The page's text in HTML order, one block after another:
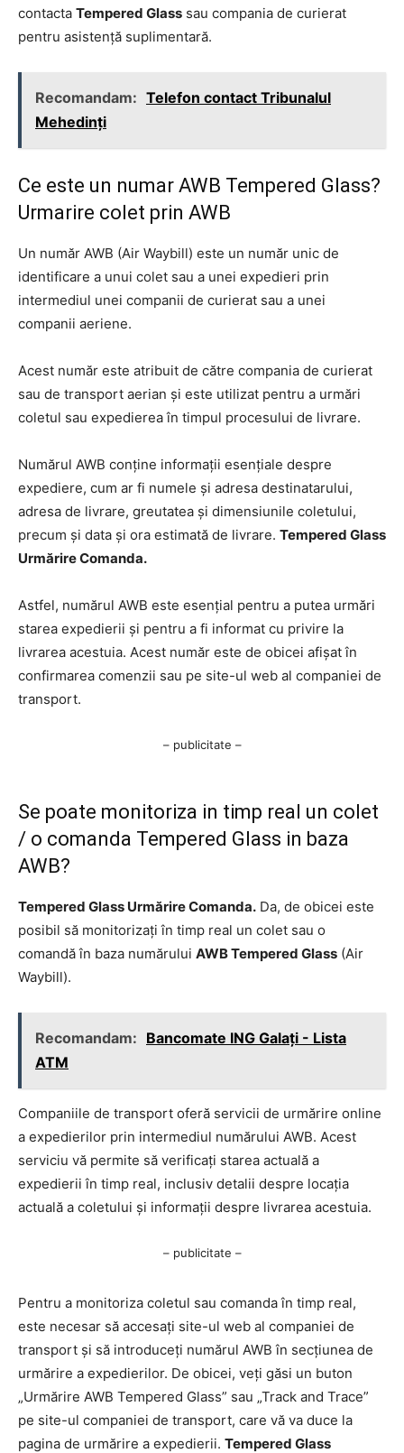
contacta Tempered Glass sau compania de curierat
pentru asistență suplimentară.
Recomandam: Telefon contact Tribunalul
Mehedinți
Ce este un numar AWB Tempered Glass?
Urmarire colet prin AWB
Un număr AWB (Air Waybill) este un număr unic de
identificare a unui colet sau a unei expedieri prin
intermediul unei companii de curierat sau a unei
companii aeriene.
Acest număr este atribuit de către compania de curierat
sau de transport aerian și este utilizat pentru a urmări
coletul sau expedierea în timpul procesului de livrare.
Numărul AWB conține informații esențiale despre
expediere, cum ar fi numele și adresa destinatarului,
adresa de livrare, greutatea și dimensiunile coletului,
precum și data și ora estimată de livrare. Tempered Glass
Urmărire Comanda.
Astfel, numărul AWB este esențial pentru a putea urmări
starea expedierii și pentru a fi informat cu privire la
livrarea acestuia. Acest număr este de obicei afișat în
confirmarea comenzii sau pe site-ul web al companiei de
transport.
– publicitate –
Se poate monitoriza in timp real un colet
/ o comanda Tempered Glass in baza
AWB?
Tempered Glass Urmărire Comanda. Da, de obicei este
posibil să monitorizați în timp real un colet sau o
comandă în baza numărului AWB Tempered Glass (Air
Waybill).
Recomandam: Bancomate ING Galați - Lista
ATM
Companiile de transport oferă servicii de urmărire online
a expedierilor prin intermediul numărului AWB. Acest
serviciu vă permite să verificați starea actuală a
expedierii în timp real, inclusiv detalii despre locația
actuală a coletului și informații despre livrarea acestuia.
– publicitate –
Pentru a monitoriza coletul sau comanda în timp real,
este necesar să accesați site-ul web al companiei de
transport și să introduceți numărul AWB în secțiunea de
urmărire a expedierilor. De obicei, veți găsi un buton
„Urmărire AWB Tempered Glass” sau „Track and Trace”
pe site-ul companiei de transport, care vă va duce la
pagina de urmărire a expedierii. Tempered Glass